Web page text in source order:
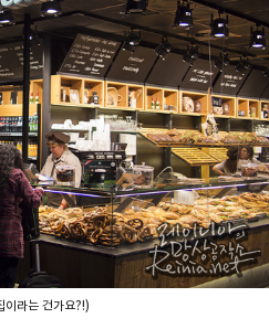
이라는 건가요?!)